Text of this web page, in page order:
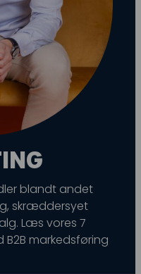
blandt andet
skræddersyet
Læs vores 7
B2B markedsføring